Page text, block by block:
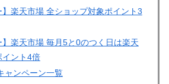
】楽天市場 全ショップ対象ポイント3
】楽天市場 毎月5と0のつく日は楽天
イント4倍
ャンペーン一覧